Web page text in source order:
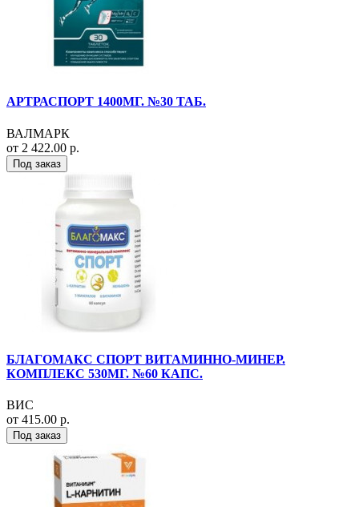
АРТРАСПОРТ 1400МГ. №30 ТАБ.
ВАЛМАРК
от 2 422.00 р.
Под заказ
БЛАГОМАКС СПОРТ ВИТАМИННО-МИНЕР.
КОМПЛЕКС 530МГ. №60 КАПС.
ВИС
от 415.00 р.
Под заказ